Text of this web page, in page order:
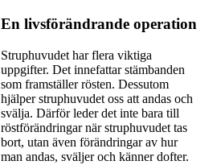
En livsförändrande operation
Struphuvudet har flera viktiga
uppgifter. Det innefattar stämbanden
som framställer rösten. Dessutom
hjälper struphuvudet oss att andas och
svälja. Därför leder det inte bara till
röstförändringar när struphuvudet tas
bort, utan även förändringar av hur
man andas, sväljer och känner dofter.